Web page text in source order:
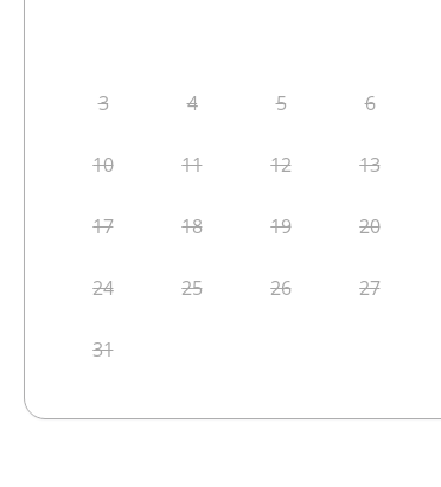
3 4 5 6
10 11 12 13
17 18 19 20
24 25 26 27
31